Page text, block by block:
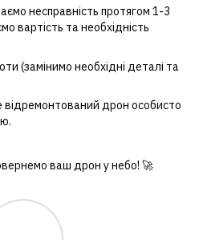
несправність протягом 1-3
вартість та необхідність
(замінимо необхідні деталі та
відремонтований дрон особисто
ваш дрон у небо! 🚀